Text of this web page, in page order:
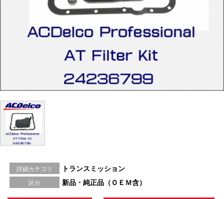
詳細カテゴリ トランスミッション
区分 新品・純正品（ＯＥＭ含）